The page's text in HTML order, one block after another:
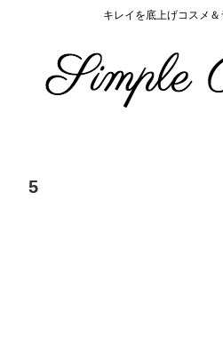
キレイを底上げコスメ
5